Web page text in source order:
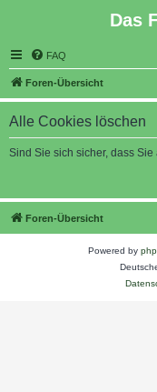
Das
FAQ
Foren-Übersicht
Alle Cookies löschen
Sind Sie sich sicher, dass
Foren-Übersicht
Powered by